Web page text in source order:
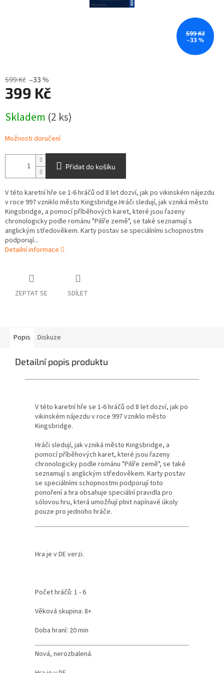
599 Kč
–33 %
599 Kč –33 %
399 Kč
cena:
Skladem (2 ks)
Možnosti doručení
Přidat do košíku
V této karetní hře se 1-6 hráčů od 8 let dozví, jak po vikinském nájezdu
v roce 997 vzniklo město Kingsbridge.Hráči sledují, jak vzniká město
Kingsbridge, a pomocí příběhových karet, které jsou řazeny
chronologicky podle románu "Pilíře země", se také seznamují s
anglickým středověkem. Karty postav se speciálními schopnostmi
podporují...
Detailní informace
ZEPTAT SE SDÍLET
Popis Diskuze
Detailní popis produktu
V této karetní hře se 1-6 hráčů od 8 let dozví, jak po
vikinském nájezdu v roce 997 vzniklo město
Kingsbridge.
Hráči sledují, jak vzniká město Kingsbridge, a
pomocí příběhových karet, které jsou řazeny
chronologicky podle románu "Pilíře země", se také
seznamují s anglickým středověkem. Karty postav
se speciálními schopnostmi podporují toto
ponoření a hra obsahuje speciální pravidla pro
sólovou hru, která umožňují plnit napínavé úkoly
pouze pro jednoho hráče.
Hra je v DE verzi.
Počet hráčů: 1 - 6
Věková skupina: 8+
Doba hraní: 20 min
Nová, nerozbalená.